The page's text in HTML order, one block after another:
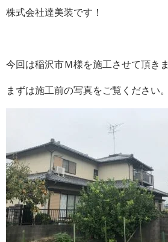
株式会社達美装です！
今回は稲沢市Ｍ様を施工させて頂きま
まずは施工前の写真をご覧ください。